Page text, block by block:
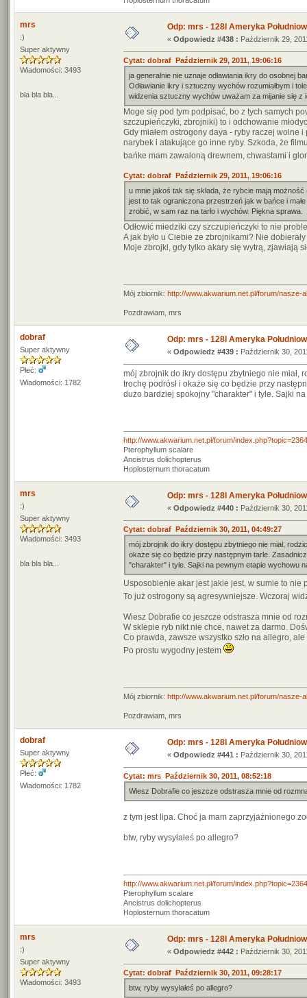
mrs
:)
Super aktywny
Wiadomości: 3493
bla bla bla...
Odp: mrs - 128l Ameryka
« Odpowiedz #438 : Październik 29,
Cytat: dobraf Październik 29, 2011, 19:06:16
ja generalnie nie uznaje odławiania ikry do osobnej
Odławianie ikry i sztuczny wychów rozumiałbym i
widzenia sztuczny wychów uważam za mijanie się
Moge się pod tym podpisać, bo z tych samych
szczupieńczyki, zbrojniki) to i odchowanie
Gdy miałem ostrogony daya - ryby raczej wolne
narybek i atakujące go inne ryby. Szkoda, że
bańke mam zawaloną drewnem, chwastami i
Cytat: dobraf Październik 29, 2011, 19:06:16
u mnie jakoś tak się składa, że rybcie mają
jest to tak ograniczona przestrzeń jak w bańce i
zrobić, w sam raz na tarło i wychów. Piękna sprawa.
Odłowić miedziki czy szczupieńczyki to nie
A jak było u Ciebie ze zbrojnikami? Nie
Moje zbrojki, gdy tylko akary się wytrą, zjawiają
Mój zbiornik: http://www.akwarium.net.pl/forum/
Pozdrawiam, mrs
dobraf
Super aktywny
Płeć:
Wiadomości: 1782
Odp: mrs - 128l Ameryka
« Odpowiedz #439 : Październik 30,
mój zbrojnik do ikry dostępu zbytniego nie miał,
trochę podrósł i okaże się co będzie przy
dużo bardziej spokojny "charakter" i tyle. Sajki
http://www.akwarium.net.pl/forum/
Pterophyllum scalare
Ancistrus dolichopterus
Hoplosternum thoracatum
mrs
:)
Super aktywny
Wiadomości: 3493
bla bla bla...
Odp: mrs - 128l Ameryka
« Odpowiedz #440 : Październik 30,
Cytat: dobraf Październik 30, 2011, 04:49:27
mój zbrojnik do ikry dostępu zbytniego nie miał,
okaże się co będzie przy następnym tarle.
"charakter" i tyle. Sajki na pewnym etapie wychowu
Usposobienie akar jest jakie jest, w sumie to
To już ostrogony są agresywniejsze. Wczoraj
Wiesz Dobrafie co jeszcze odstrasza mnie od
W sklepie ryb nikt nie chce, nawet za darmo.
Co prawda, zawsze wszystko szło na allegro,
Po prostu wygodny jestem
Mój zbiornik: http://www.akwarium.net.pl/forum/
Pozdrawiam, mrs
dobraf
Super aktywny
Płeć:
Wiadomości: 1782
Odp: mrs - 128l Ameryka
« Odpowiedz #441 : Październik 30,
Cytat: mrs Październik 30, 2011, 08:52:18
Wiesz Dobrafie co jeszcze odstrasza mnie od
z tym jest lipa. Choć ja mam zaprzyjaźnionego
btw, ryby wysyłałeś po allegro?
http://www.akwarium.net.pl/forum/
Pterophyllum scalare
Ancistrus dolichopterus
Hoplosternum thoracatum
mrs
:)
Super aktywny
Wiadomości: 3493
Odp: mrs - 128l Ameryka
« Odpowiedz #442 : Październik 30,
Cytat: dobraf Październik 30, 2011, 09:28:17
btw, ryby wysyłałeś po allegro?